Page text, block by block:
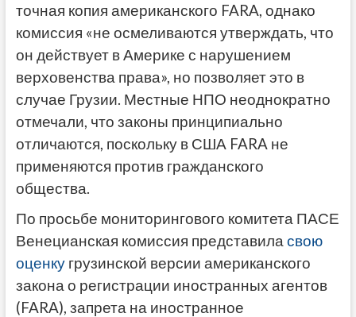
точная копия американского FARA, однако
комиссия «не осмеливаются утверждать, что
он действует в Америке с нарушением
верховенства права», но позволяет это в
случае Грузии. Местные НПО неоднократно
отмечали, что законы принципиально
отличаются, поскольку в США FARA не
применяются против гражданского
общества.
По просьбе мониторингового комитета ПАСЕ
Венецианская комиссия представила свою
оценкугрузинской версии американского
закона о регистрации иностранных агентов
(FARA), запрета на иностранное